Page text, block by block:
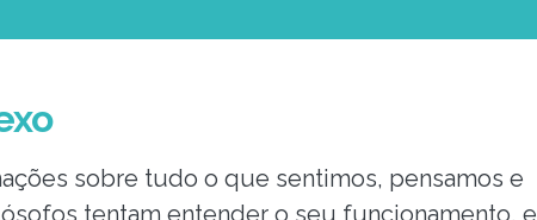
sobre tudo o que sentimos, pensamos e
tentam entender o seu funcionamento, e